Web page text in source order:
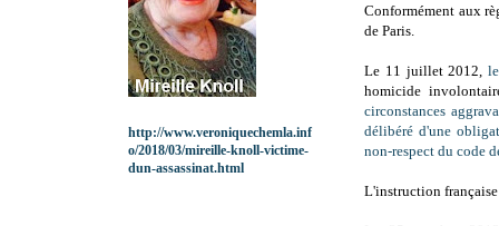
Conformément aux
de Paris.
Le 11 juillet 2012,
homicide
circonstances
délibéré d'une
non-respect du code
L'instruction
http://www.veroniquechemla.inf
o/2018/03/mireille-knoll-victime-
dun-assassinat.html